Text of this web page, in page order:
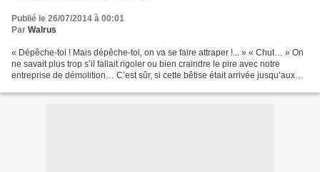
Publié le 26/07/2014 à 00:01
Par Walrus
« Dépêche-toi ! Mais dépêche-toi, on va se faire attraper !... » « Chut… » On
ne savait plus trop s’il fallait rigoler ou bien craindre le pire avec notre
entreprise de démolition… C’est sûr, si cette bêtise était arrivée jusqu’aux